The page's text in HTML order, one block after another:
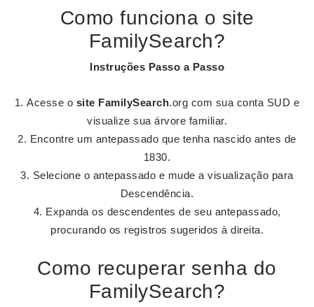
Como funciona o site
FamilySearch?
Instruções Passo a Passo
Acesse o site FamilySearch.org com sua conta SUD e
visualize sua árvore familiar.
Encontre um antepassado que tenha nascido antes de
1830.
Selecione o antepassado e mude a visualização para
Descendência.
Expanda os descendentes de seu antepassado,
procurando os registros sugeridos à direita.
Como recuperar senha do
FamilySearch?